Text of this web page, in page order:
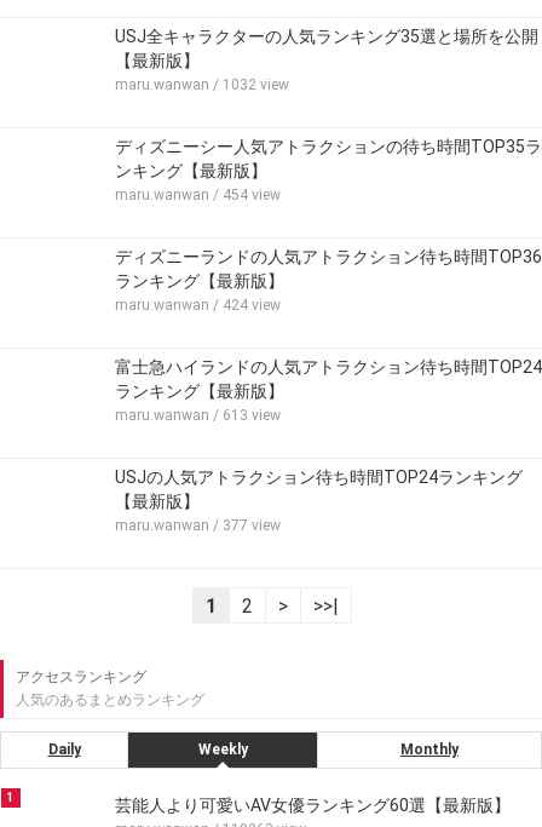
USJ全キャラクターの人気ランキング35選と場所を公開
【最新版】
maru.wanwan / 1032 view
ディズニーシー人気アトラクションの待ち時間TOP35ラ
ンキング【最新版】
maru.wanwan / 454 view
ディズニーランドの人気アトラクション待ち時間TOP36
ランキング【最新版】
maru.wanwan / 424 view
富士急ハイランドの人気アトラクション待ち時間TOP24
ランキング【最新版】
maru.wanwan / 613 view
USJの人気アトラクション待ち時間TOP24ランキング
【最新版】
maru.wanwan / 377 view
1 2 > >>|
アクセスランキング
人気のあるまとめランキング
Daily Weekly Monthly
1 芸能人より可愛いAV女優ランキング60選【最新版】